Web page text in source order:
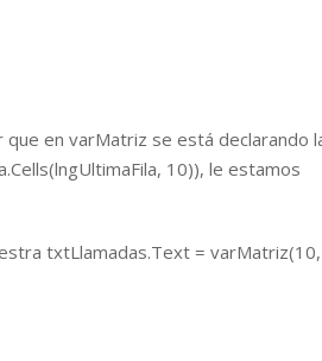
que en varMatriz se está declarando
10)), le estamos
txtLlamadas.Text =